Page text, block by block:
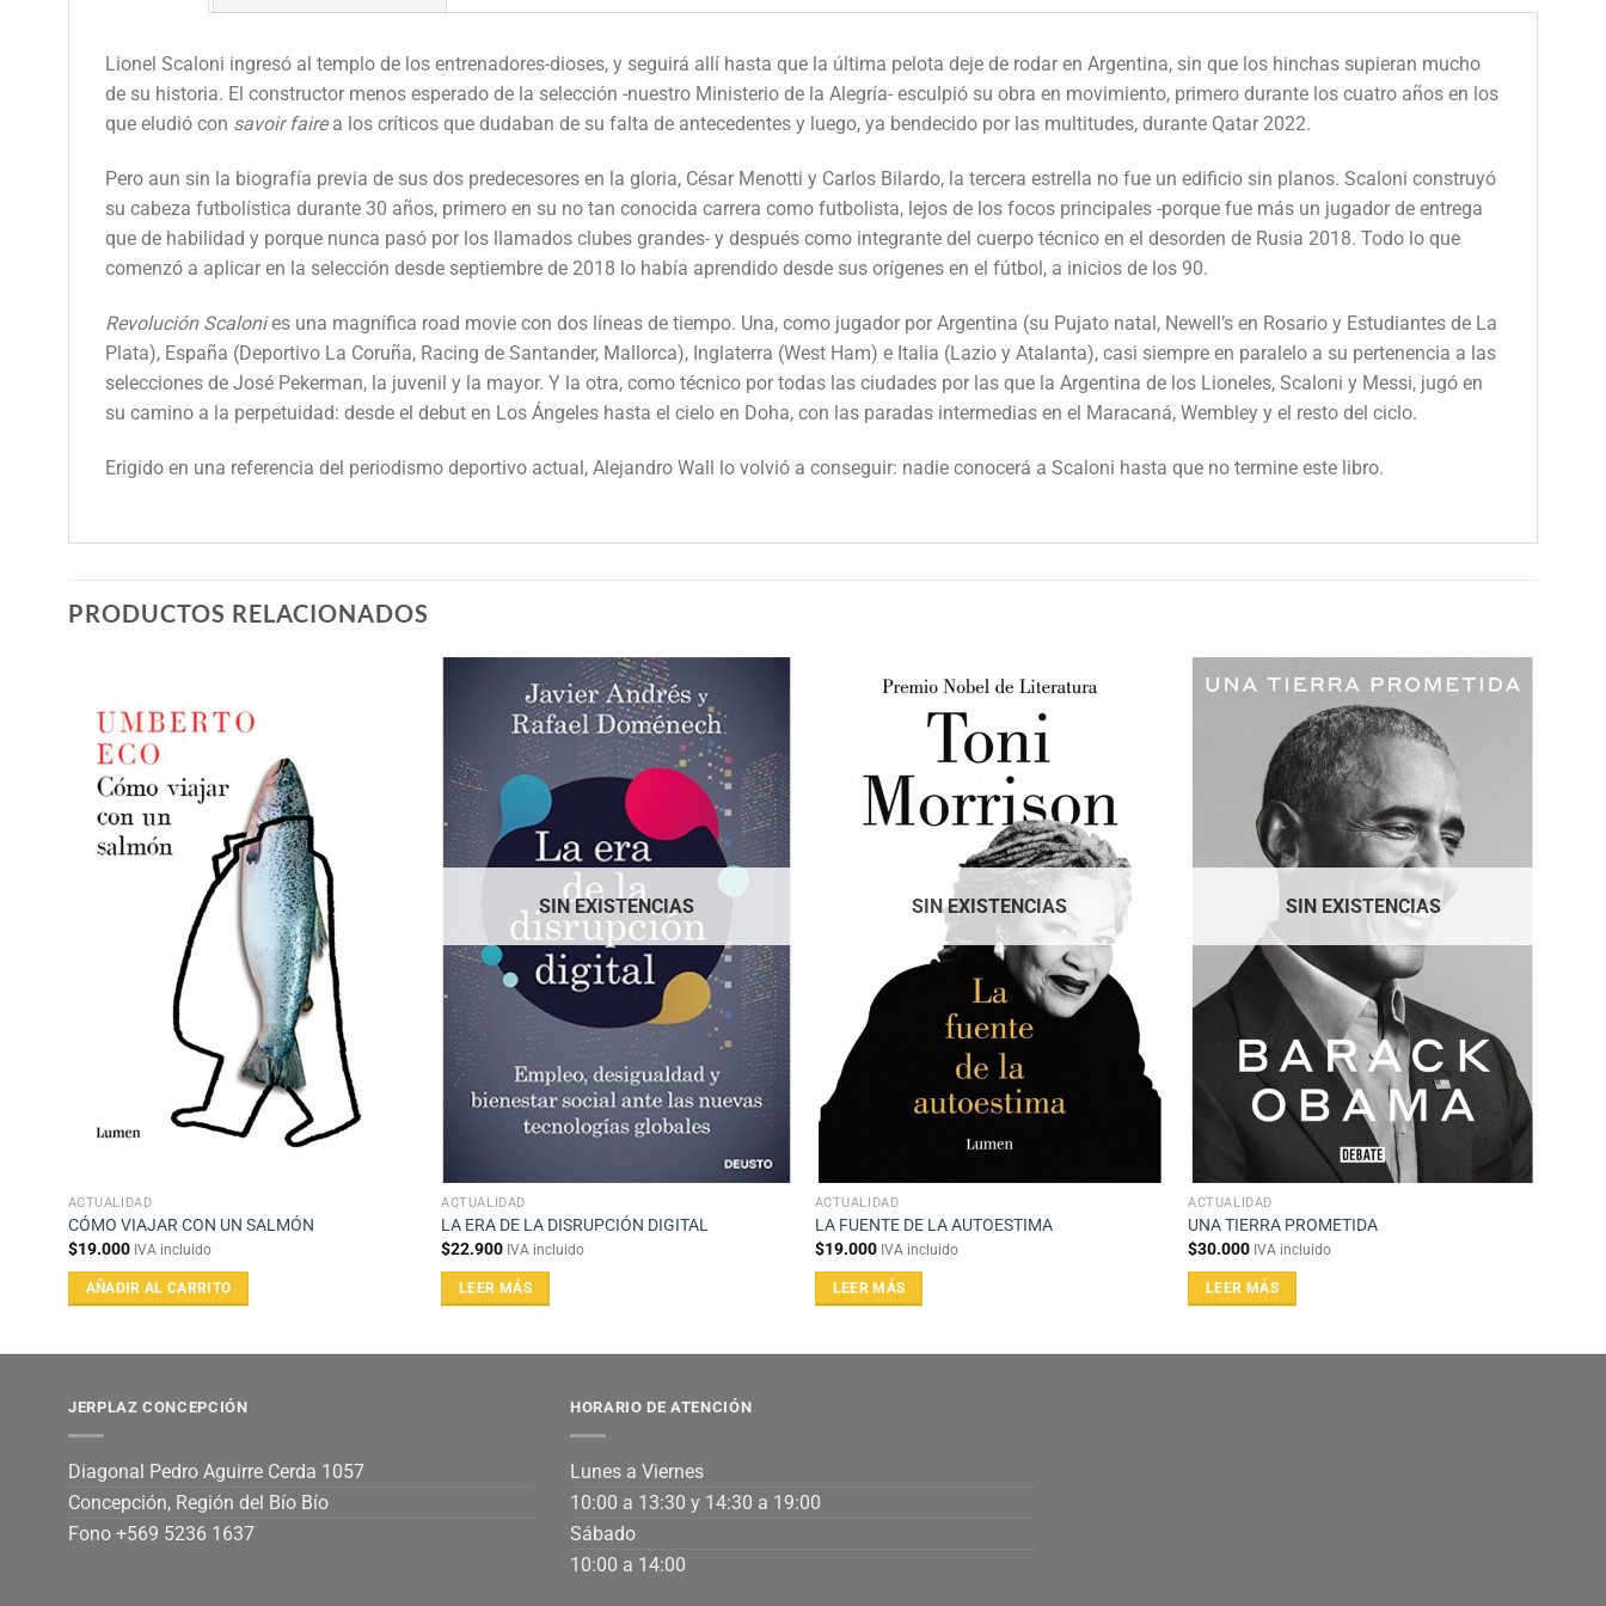
Lionel Scaloni ingresó al templo de los entrenadores-dioses, y seguirá allí hasta que la última pelota deje de rodar en Argentina, sin que los hinchas supieran mucho
de su historia. El constructor menos esperado de la selección -nuestro Ministerio de la Alegría- esculpió su obra en movimiento, primero durante los cuatro años en los
que eludió con savoir fairea los críticos que dudaban de su falta de antecedentes y luego, ya bendecido por las multitudes, durante Qatar 2022.
Pero aun sin la biografía previa de sus dos predecesores en la gloria, César Menotti y Carlos Bilardo, la tercera estrella no fue un edificio sin planos. Scaloni construyó
su cabeza futbolística durante 30 años, primero en su no tan conocida carrera como futbolista, lejos de los focos principales -porque fue más un jugador de entrega
que de habilidad y porque nunca pasó por los llamados clubes grandes- y después como integrante del cuerpo técnico en el desorden de Rusia 2018. Todo lo que
comenzó a aplicar en la selección desde septiembre de 2018 lo había aprendido desde sus orígenes en el fútbol, a inicios de los 90.
Revolución Scalonies una magnífica road movie con dos líneas de tiempo. Una, como jugador por Argentina (su Pujato natal, Newell’s en Rosario y Estudiantes de La
Plata), España (Deportivo La Coruña, Racing de Santander, Mallorca), Inglaterra (West Ham) e Italia (Lazio y Atalanta), casi siempre en paralelo a su pertenencia a las
selecciones de José Pekerman, la juvenil y la mayor. Y la otra, como técnico por todas las ciudades por las que la Argentina de los Lioneles, Scaloni y Messi, jugó en
su camino a la perpetuidad: desde el debut en Los Ángeles hasta el cielo en Doha, con las paradas intermedias en el Maracaná, Wembley y el resto del ciclo.
Erigido en una referencia del periodismo deportivo actual, Alejandro Wall lo volvió a conseguir: nadie conocerá a Scaloni hasta que no termine este libro.
PRODUCTOS RELACIONADOS
ACTUALIDAD
CÓMO VIAJAR CON UN SALMÓN
$19.000 IVA incluido
AÑADIR AL CARRITO
SIN EXISTENCIAS
ACTUALIDAD
LA ERA DE LA DISRUPCIÓN DIGITAL
$22.900 IVA incluido
LEER MÁS
SIN EXISTENCIAS
ACTUALIDAD
LA FUENTE DE LA AUTOESTIMA
$19.000 IVA incluido
LEER MÁS
SIN EXISTENCIAS
ACTUALIDAD
UNA TIERRA PROMETIDA
$30.000 IVA incluido
LEER MÁS
JERPLAZ CONCEPCIÓN
Diagonal Pedro Aguirre Cerda 1057
Concepción, Región del Bío Bío
Fono +569 5236 1637
HORARIO DE ATENCIÓN
Lunes a Viernes
10:00 a 13:30 y 14:30 a 19:00
Sábado
10:00 a 14:00